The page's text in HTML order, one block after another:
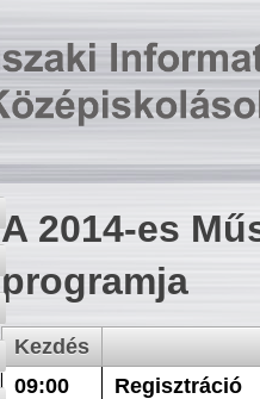
A 2014-es
programja
Kezdés
09:00
Regisztráció